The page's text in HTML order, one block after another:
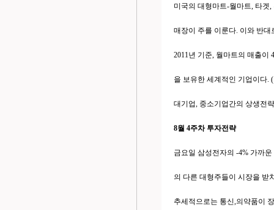
미국의 대형마트-월마트, 타겟
매장이 주를 이룬다. 이와 반
2011년 기준, 월마트의 매출이
을 보유한 세계적인 기업이다.
대기업, 중소기업간의 상생전
8월 4주차 투자전략
금요일 삼성전자의 -4% 가까
의 다른 대형주들이 시장을 받
추세적으로는 통신,의약품이